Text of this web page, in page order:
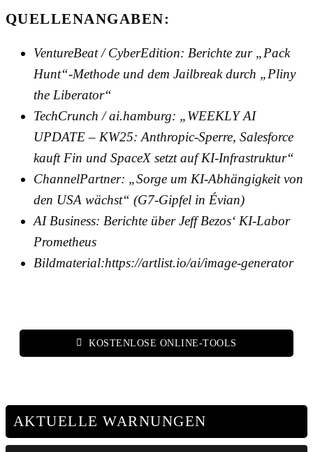
QUELLENANGABEN:
VentureBeat / CyberEdition: Berichte zur „Pack
Hunt“-Methode und dem Jailbreak durch „Pliny
the Liberator“
TechCrunch / ai.hamburg: „WEEKLY AI
UPDATE – KW25: Anthropic-Sperre, Salesforce
kauft Fin und SpaceX setzt auf KI-Infrastruktur“
ChannelPartner: „Sorge um KI-Abhängigkeit von
den USA wächst“ (G7-Gipfel in Évian)
AI Business: Berichte über Jeff Bezos‘ KI-Labor
Prometheus
Bildmaterial:https://artlist.io/ai/image-generator
KOSTENLOSE ONLINE-TOOLS
AKTUELLE WARNUNGEN